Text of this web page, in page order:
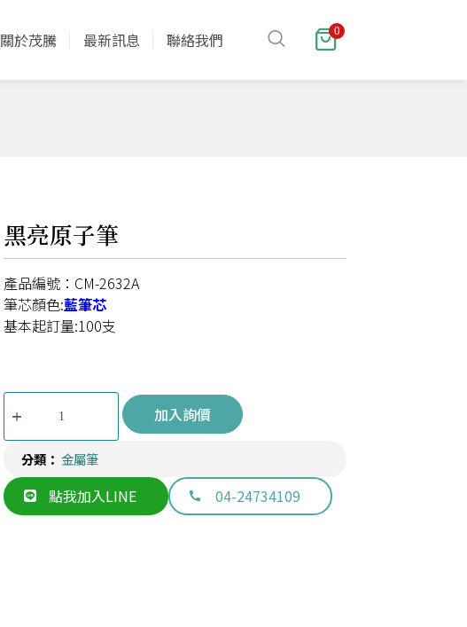
關於茂騰 最新訊息 聯絡我們 0
黑亮原子筆
產品編號：CM-2632A
筆芯顏色:藍筆芯
​基本起訂量:100支
加入詢價
分類： 金屬筆
點我加入LINE 04-24734109